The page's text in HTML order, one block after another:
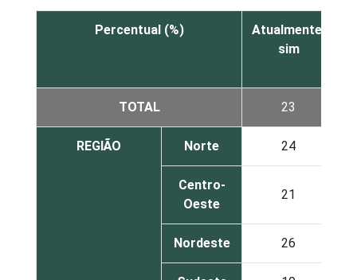
Percentual (%)
Atualmente,
sim
TOTAL 23
REGIÃO Norte 24
Centro-
Oeste
21
Nordeste 26